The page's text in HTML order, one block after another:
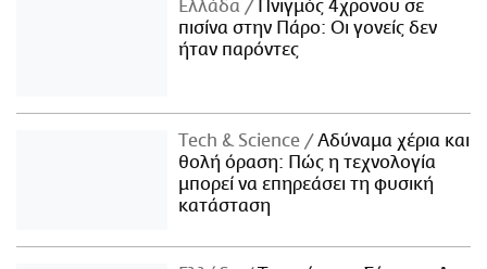
Ελλάδα
Πνιγμός 4χρονου σε
πισίνα στην Πάρο: Οι γονείς δεν
ήταν παρόντες
Τech & Science
Αδύναμα χέρια και
θολή όραση: Πώς η τεχνολογία
μπορεί να επηρεάσει τη φυσική
κατάσταση